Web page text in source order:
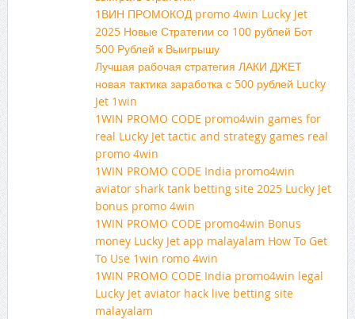
1ВИН ПРОМОКОД promo 4win Lucky Jet
2025 Новые Стратегии со 100 рублей Бот
500 Рублей к Выигрышу
Лучшая рабочая стратегия ЛАКИ ДЖЕТ
новая тактика заработка с 500 рублей Lucky
Jet 1win
1WIN PROMO CODE promo4win games for
real Lucky Jet tactic and strategy games real
promo 4win
1WIN PROMO CODE India promo4win
aviator shark tank betting site 2025 Lucky Jet
bonus promo 4win
1WIN PROMO CODE promo4win Bonus
money Lucky Jet app malayalam How To Get
To Use 1win romo 4win
1WIN PROMO CODE India promo4win legal
Lucky Jet aviator hack live betting site
malayalam